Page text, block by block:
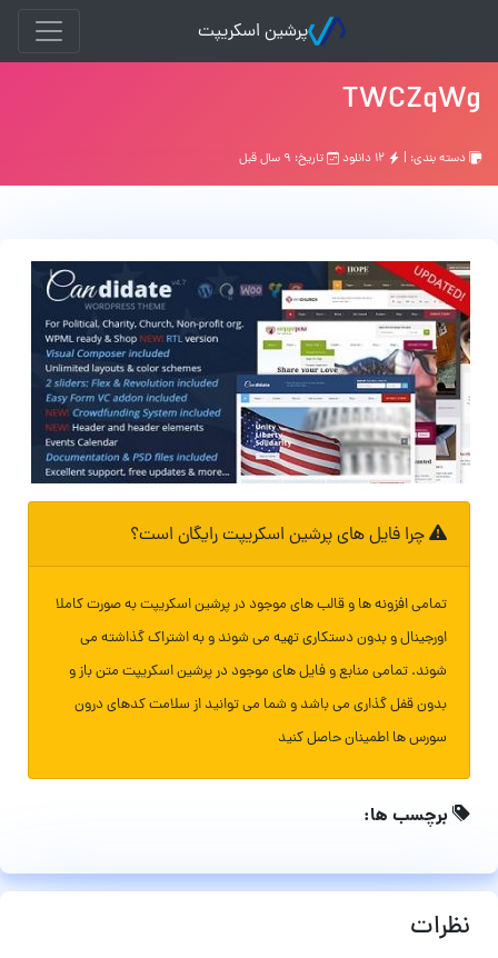
پرشین اسکریپت
TWCZqWg
دسته بندی: | تاریخ: ۹ سال قبل
چرا فایل های پرشین اسکریپت رایگان است؟
تمامی افزونه ها و قالب های موجود در پرشین اسکریپت به صورت کاملا
اورجینال و بدون دستکاری تهیه می شوند و به اشتراک گذاشته می
شوند. تمامی منابع و فایل های موجود در پرشین اسکریپت متن باز و
بدون قفل گذاری می باشد و شما می توانید از سلامت کدهای درون
سورس ها اطمینان حاصل کنید
برچسب ها:
نظرات